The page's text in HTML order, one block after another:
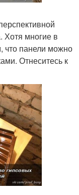
Хотя многие в
что панели можно
Отнеситесь к